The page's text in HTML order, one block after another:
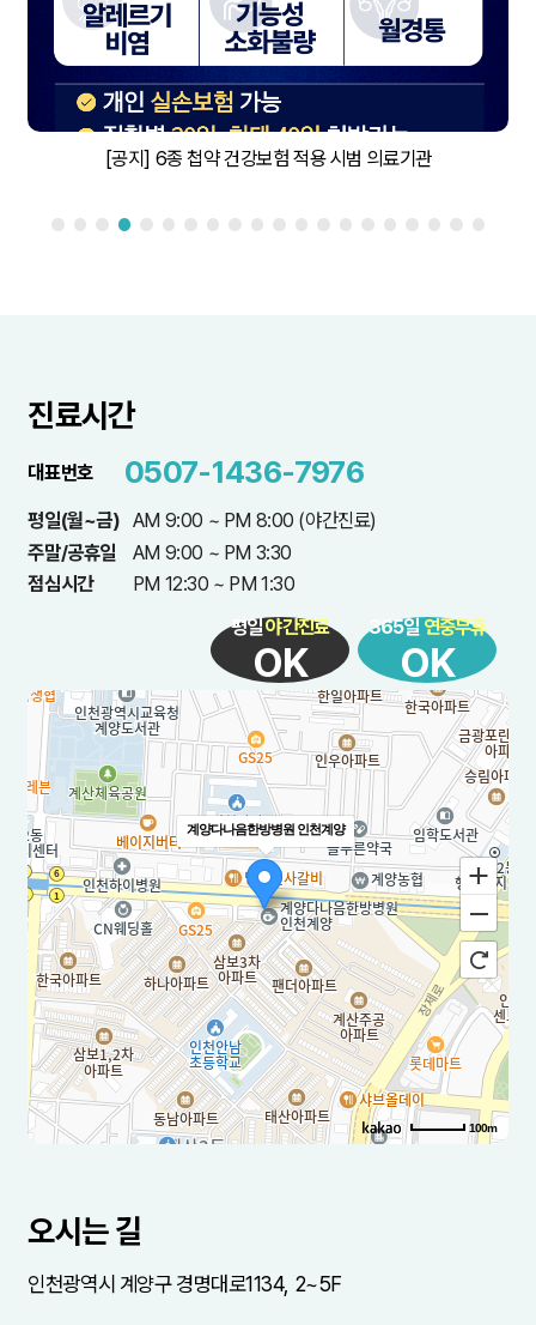
[공지] 6종 첩약 건강보험 적용 시범 의료기관
진료시간
대표번호 0507-1436-7976
평일(월~금) AM 9:00 ~ PM 8:00 (야간진료)
주말/공휴일
AM 9:00 ~ PM 3:30
점심시간
PM 12:30 ~ PM 1:30
평일야간진료
OK
365일 연중무휴
OK
계양다나음한방병원 인천계양
100m
주소
전화
오시는 길
인천광역시 계양구 경명대로1134, 2~5F